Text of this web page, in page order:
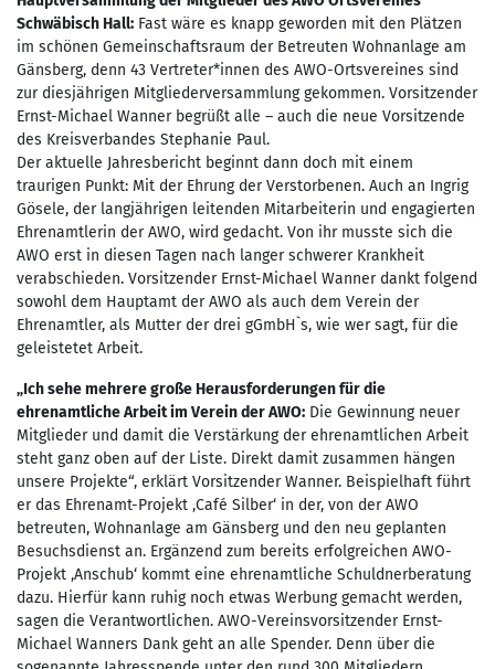
Schwäbisch Hall: Fast wäre es knapp geworden mit den Plätzen
im schönen Gemeinschaftsraum der Betreuten Wohnanlage am
Gänsberg, denn 43 Vertreter*innen des AWO-Ortsvereines sind
zur diesjährigen Mitgliederversammlung gekommen. Vorsitzender
Ernst-Michael Wanner begrüßt alle – auch die neue Vorsitzende
des Kreisverbandes Stephanie Paul.
Der aktuelle Jahresbericht beginnt dann doch mit einem
traurigen Punkt: Mit der Ehrung der Verstorbenen. Auch an Ingrig
Gösele, der langjährigen leitenden Mitarbeiterin und engagierten
Ehrenamtlerin der AWO, wird gedacht. Von ihr musste sich die
AWO erst in diesen Tagen nach langer schwerer Krankheit
verabschieden. Vorsitzender Ernst-Michael Wanner dankt folgend
sowohl dem Hauptamt der AWO als auch dem Verein der
Ehrenamtler, als Mutter der drei gGmbH`s, wie wer sagt, für die
geleistetet Arbeit.
„Ich sehe mehrere große Herausforderungen für die
ehrenamtliche Arbeit im Verein der AWO: Die Gewinnung neuer
Mitglieder und damit die Verstärkung der ehrenamtlichen Arbeit
steht ganz oben auf der Liste. Direkt damit zusammen hängen
unsere Projekte“, erklärt Vorsitzender Wanner. Beispielhaft führt
er das Ehrenamt-Projekt ‚Café Silber‘ in der, von der AWO
betreuten, Wohnanlage am Gänsberg und den neu geplanten
Besuchsdienst an. Ergänzend zum bereits erfolgreichen AWO-
Projekt ‚Anschub‘ kommt eine ehrenamtliche Schuldnerberatung
dazu. Hierfür kann ruhig noch etwas Werbung gemacht werden,
sagen die Verantwortlichen. AWO-Vereinsvorsitzender Ernst-
Michael Wanners Dank geht an alle Spender. Denn über die